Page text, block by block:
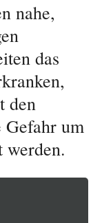
nahe,
das
den
Gefahr um
werden.